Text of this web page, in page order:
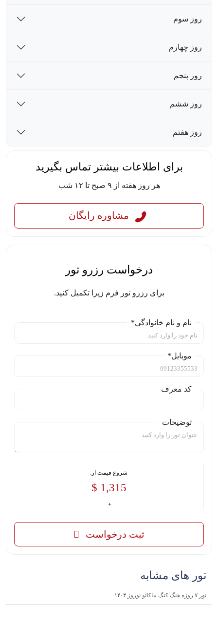
روز سوم
روز چهارم
روز پنجم
روز ششم
روز هفتم
برای اطلاعات بیشتر تماس بگیرید
هر روز هفته از ۹ صبح تا ۱۲ شب
مشاوره رایگان
درخواست رزرو تور
برای رزرو تور فرم زیرا تکمیل کنید.
نام و نام خانوادگی*
موبایل*
کد معرف
توضیحات
شروع قیمت از:
1,315 $
ثبت درخواست
تور های مشابه
تور ۷ روزه هنگ کنگ-ماکائو نوروز ۱۴۰۴